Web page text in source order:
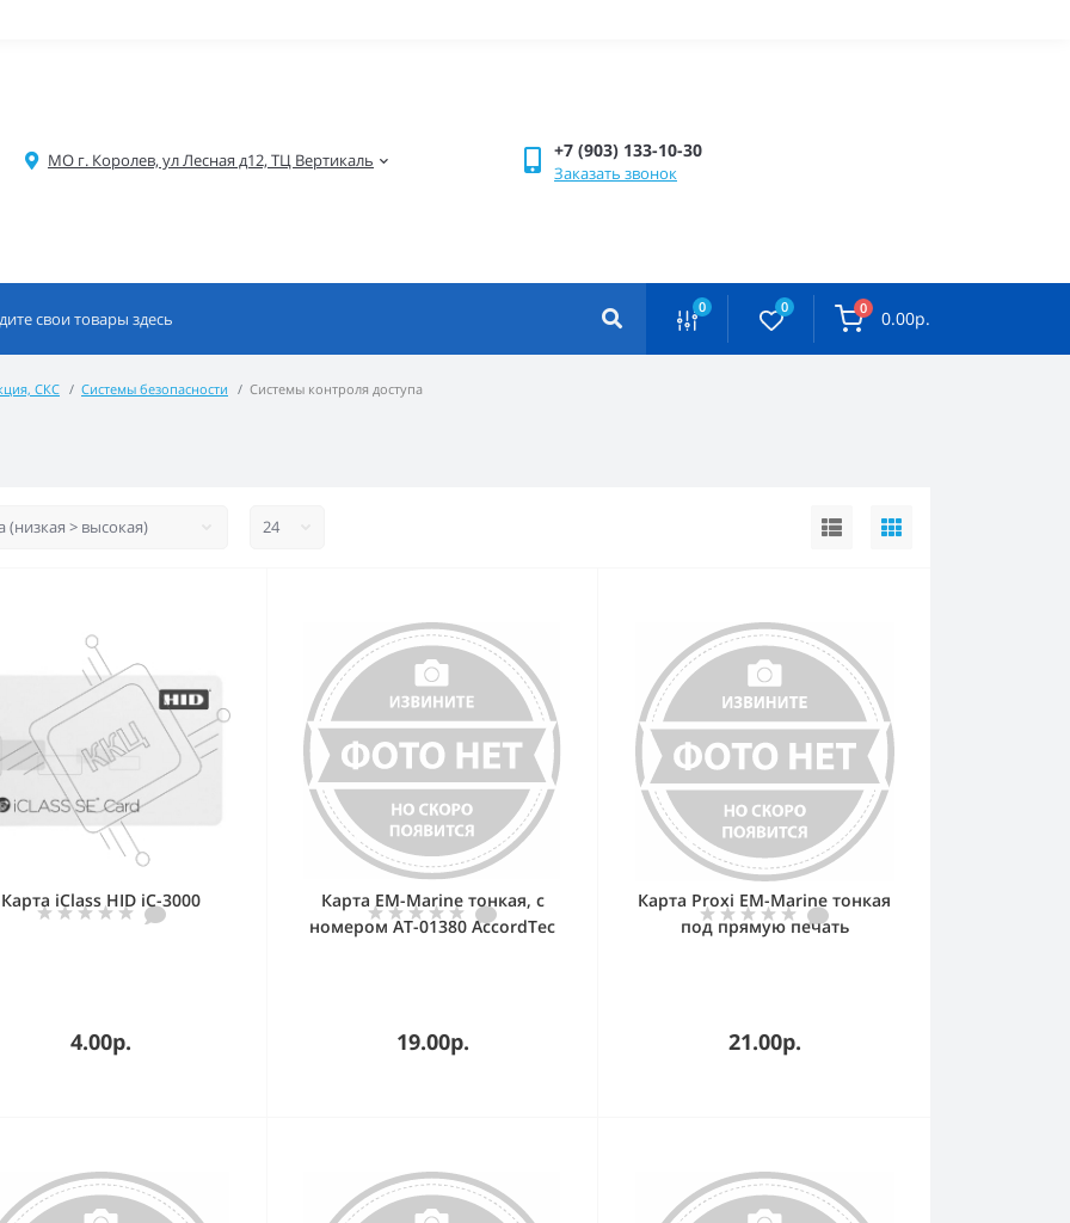
МО г. Королев, ул Лесная д12, ТЦ Вертикаль +7 (903) 133-10-30
Заказать звонок
0 0 0 0.00р.
СКС Системы безопасности Системы контроля доступа
Карта iClass HID iC-3000
4.00р.
Карта EM-Marine тонкая, с
номером AT-01380 AccordTec
19.00р.
Карта Proxi EM-Marine тонкая
под прямую печать
21.00р.